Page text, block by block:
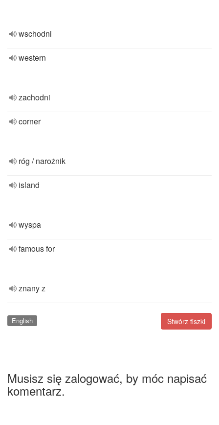
wschodni
western
zachodni
corner
róg / narożnik
island
wyspa
famous for
znany z
Stwórz fiszki
English
Musisz się zalogować, by móc napisać
komentarz.